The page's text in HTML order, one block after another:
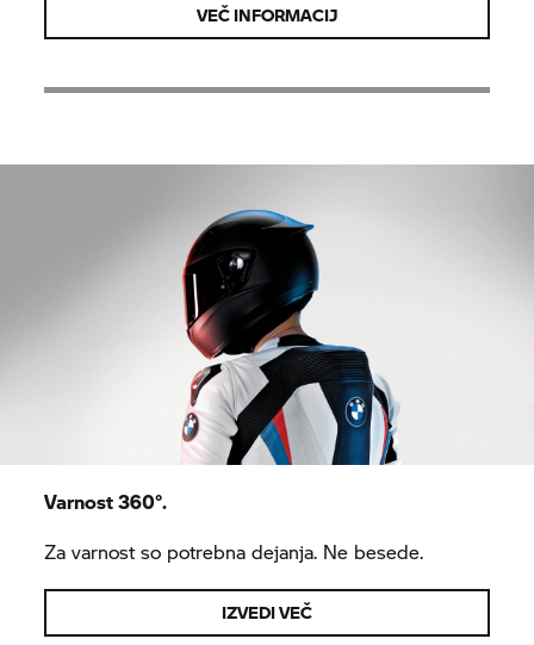
VEČ INFORMACIJ
Varnost 360°.
Za varnost so potrebna dejanja. Ne besede.
IZVEDI VEČ